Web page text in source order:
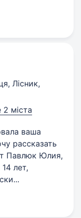
Лісник,
міста
ваша
рассказать
Павлюк Юлия,
лет,